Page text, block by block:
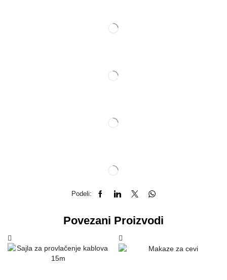
Podeli:
Povezani Proizvodi